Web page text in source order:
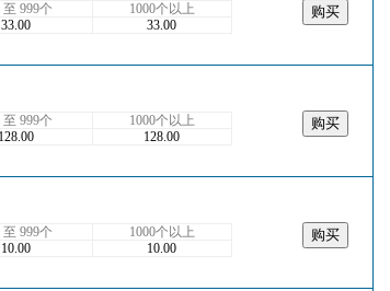
至 999个
1000个以上
33.00
33.00
至 999个
1000个以上
128.00
128.00
至 999个
1000个以上
10.00
10.00